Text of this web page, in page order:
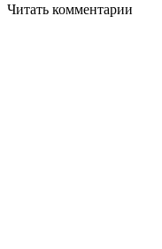
Читать комментарии